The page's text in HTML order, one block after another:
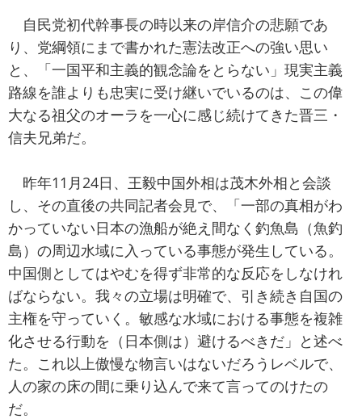
自民党初代幹事長の時以来の岸信介の悲願であ
り、党綱領にまで書かれた憲法改正への強い思い
と、「一国平和主義的観念論をとらない」現実主義
路線を誰よりも忠実に受け継いでいるのは、この偉
大なる祖父のオーラを一心に感じ続けてきた晋三・
信夫兄弟だ。
昨年11月24日、王毅中国外相は茂木外相と会談
し、その直後の共同記者会見で、「一部の真相がわ
かっていない日本の漁船が絶え間なく釣魚島（魚釣
島）の周辺水域に入っている事態が発生している。
中国側としてはやむを得ず非常的な反応をしなけれ
ばならない。我々の立場は明確で、引き続き自国の
主権を守っていく。敏感な水域における事態を複雑
化させる行動を（日本側は）避けるべきだ」と述べ
た。これ以上傲慢な物言いはないだろうレベルで、
人の家の床の間に乗り込んで来て言ってのけたの
だ。